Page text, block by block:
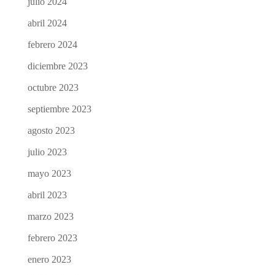
abril 2024
febrero 2024
diciembre 2023
octubre 2023
septiembre 2023
agosto 2023
julio 2023
mayo 2023
abril 2023
marzo 2023
febrero 2023
enero 2023